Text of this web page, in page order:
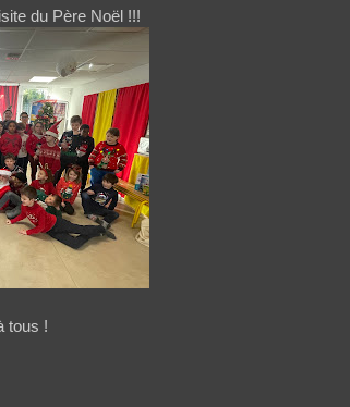
du Père Noël !!!
tous !